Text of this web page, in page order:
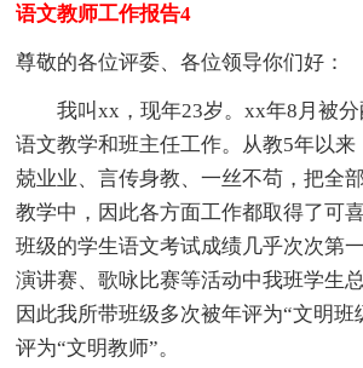
语文教师工作报告4
尊敬的各位评委、各位领导你们好：
我叫xx，现年23岁。xx年8月被分
语文教学和班主任工作。从教5年以
兢业业、言传身教、一丝不苟，把全
教学中，因此各方面工作都取得了可
班级的学生语文考试成绩几乎次次第
演讲赛、歌咏比赛等活动中我班学生
因此我所带班级多次被年评为“文明班
评为“文明教师”。